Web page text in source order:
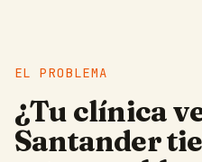
EL PROBLEMA
¿Tu clínica
Santander